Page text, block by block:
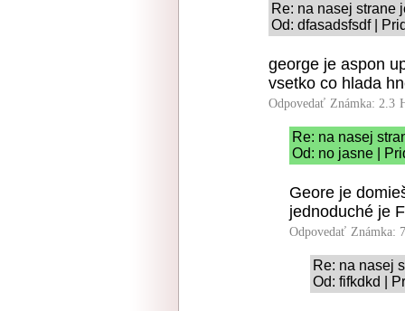
Re: na nasej strane
Od: dfasadsfsdf |
george je aspon
vsetko co hlada
Odpovedať Známka: 2.3
Re: na nasej
Od: no jasne |
Geore je
jednoduché je
Odpovedať Známka:
Re: na nasej
Od: fifkdkd |